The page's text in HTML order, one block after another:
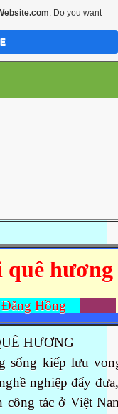
quê hương
Hồng
HƯƠNG
kiếp lưu
nghiệp đẩy
công tác ở Việt
. Do you want